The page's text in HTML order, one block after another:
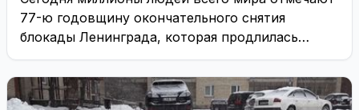
77-ю годовщину окончательного снятия
блокады Ленинграда, которая продлилась
почти 900 дней